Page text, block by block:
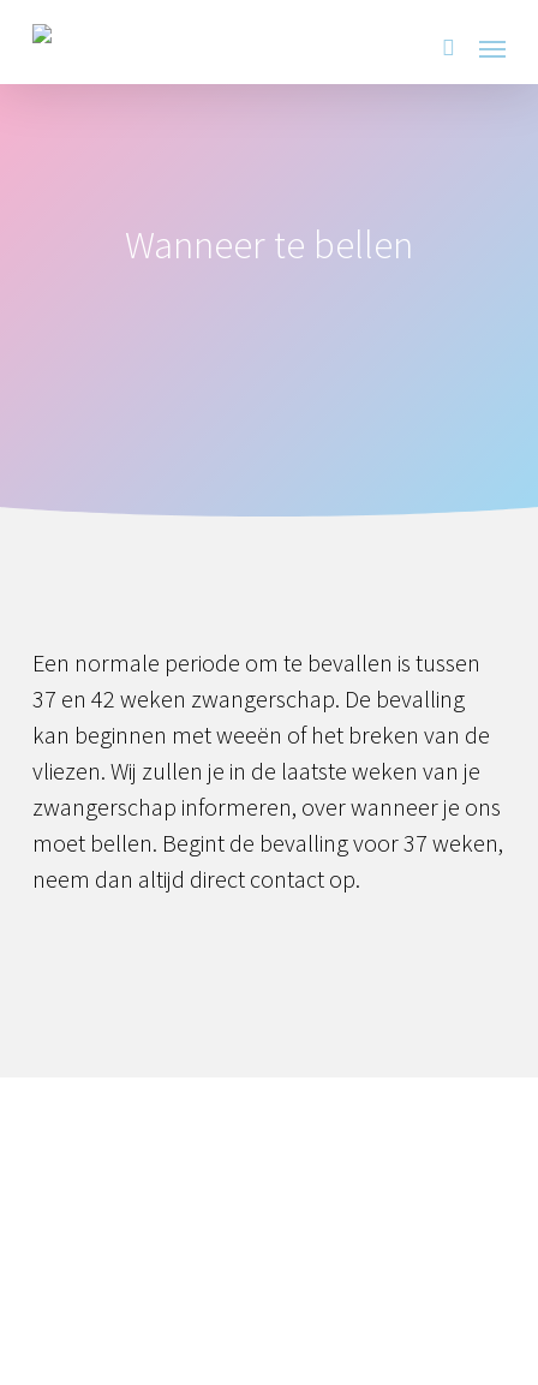
Skip
main
search
Menu
Wanneer te bellen
Een normale periode om te bevallen is tussen
37 en 42 weken zwangerschap. De bevalling
kan beginnen met weeën of het breken van de
vliezen. Wij zullen je in de laatste weken van je
zwangerschap informeren, over wanneer je ons
moet bellen. Begint de bevalling voor 37 weken,
neem dan altijd direct contact op.